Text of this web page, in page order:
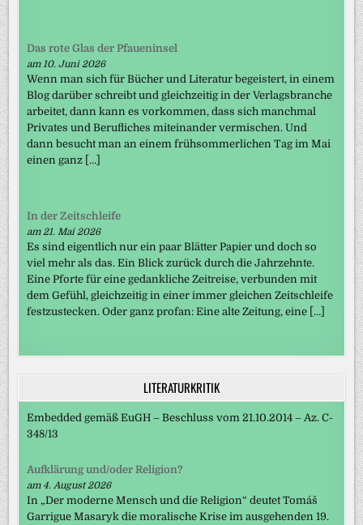
Das rote Glas der Pfaueninsel
am 10. Juni 2026
Wenn man sich für Bücher und Literatur begeistert, in einem
Blog darüber schreibt und gleichzeitig in der Verlagsbranche
arbeitet, dann kann es vorkommen, dass sich manchmal
Privates und Berufliches miteinander vermischen. Und
dann besucht man an einem frühsommerlichen Tag im Mai
einen ganz […]
In der Zeitschleife
am 21. Mai 2026
Es sind eigentlich nur ein paar Blätter Papier und doch so
viel mehr als das. Ein Blick zurück durch die Jahrzehnte.
Eine Pforte für eine gedankliche Zeitreise, verbunden mit
dem Gefühl, gleichzeitig in einer immer gleichen Zeitschleife
festzustecken. Oder ganz profan: Eine alte Zeitung, eine […]
LITERATURKRITIK
Embedded gemäß EuGH – Beschluss vom 21.10.2014 – Az. C-
348/13
Aufklärung und/oder Religion?
am 4. August 2026
In „Der moderne Mensch und die Religion“ deutet Tomáš
Garrigue Masaryk die moralische Krise im ausgehenden 19.